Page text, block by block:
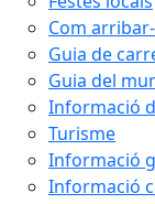
Com
Guia de
Guia del
Informació
Turisme
Informació
Informació